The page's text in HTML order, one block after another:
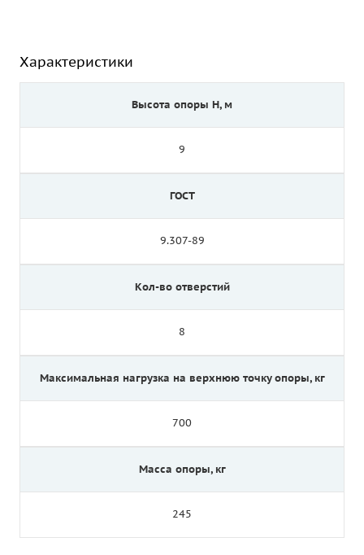
Характеристики
Высота опоры Н, м
9
ГОСТ
9.307-89
Кол-во отверстий
8
Максимальная нагрузка на верхнюю точку опоры, кг
700
Масса опоры, кг
245